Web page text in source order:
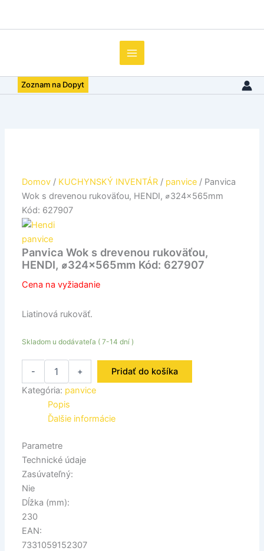
Zoznam na Dopyt
Domov / KUCHYNSKÝ INVENTÁR / panvice / Panvica
Wok s drevenou rukoväťou, HENDI, ⌀324x565mm
Kód: 627907
panvice
Panvica Wok s drevenou rukoväťou,
HENDI, ⌀324x565mm Kód: 627907
Cena na vyžiadanie
Liatinová rukoväť.
Skladom u dodávateľa ( 7-14 dní )
-
Wok
HENDI,
⌀324x565mm
+
Pridať do košíka
Kategória: panvice
Popis
Ďalšie informácie
Parametre
Technické údaje
Zasúvateľný:
Nie
Dĺžka (mm):
230
EAN:
7331059152307